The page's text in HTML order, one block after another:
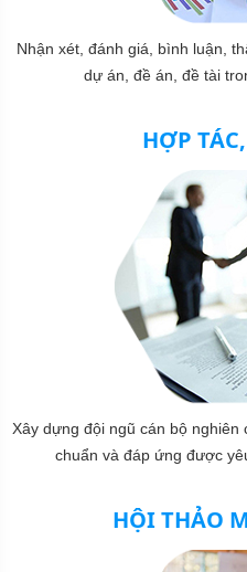
Nhận xét, đánh giá, bình luận,
dự án, đề án, đề tài
HỢP
Xây dựng đội ngũ cán bộ
chuẩn và đáp ứng được
HỘI THẢO